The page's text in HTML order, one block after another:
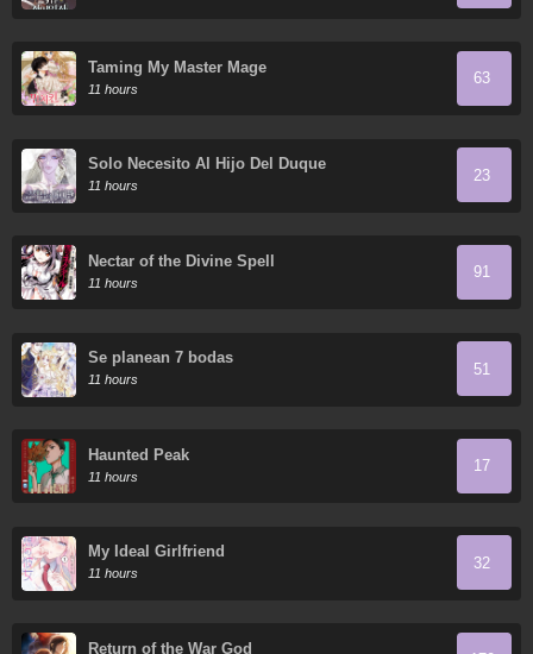
Taming My Master Mage
11 hours
63
Solo Necesito Al Hijo Del Duque
11 hours
23
Nectar of the Divine Spell
11 hours
91
Se planean 7 bodas
11 hours
51
Haunted Peak
11 hours
17
My Ideal Girlfriend
11 hours
32
Return of the War God